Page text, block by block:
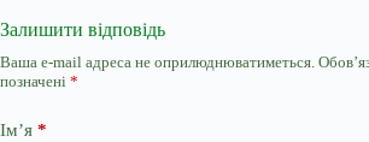
Залишити відповідь
Ваша e-mail адреса не оприлюднюватиметься.
позначені *
Ім’я *